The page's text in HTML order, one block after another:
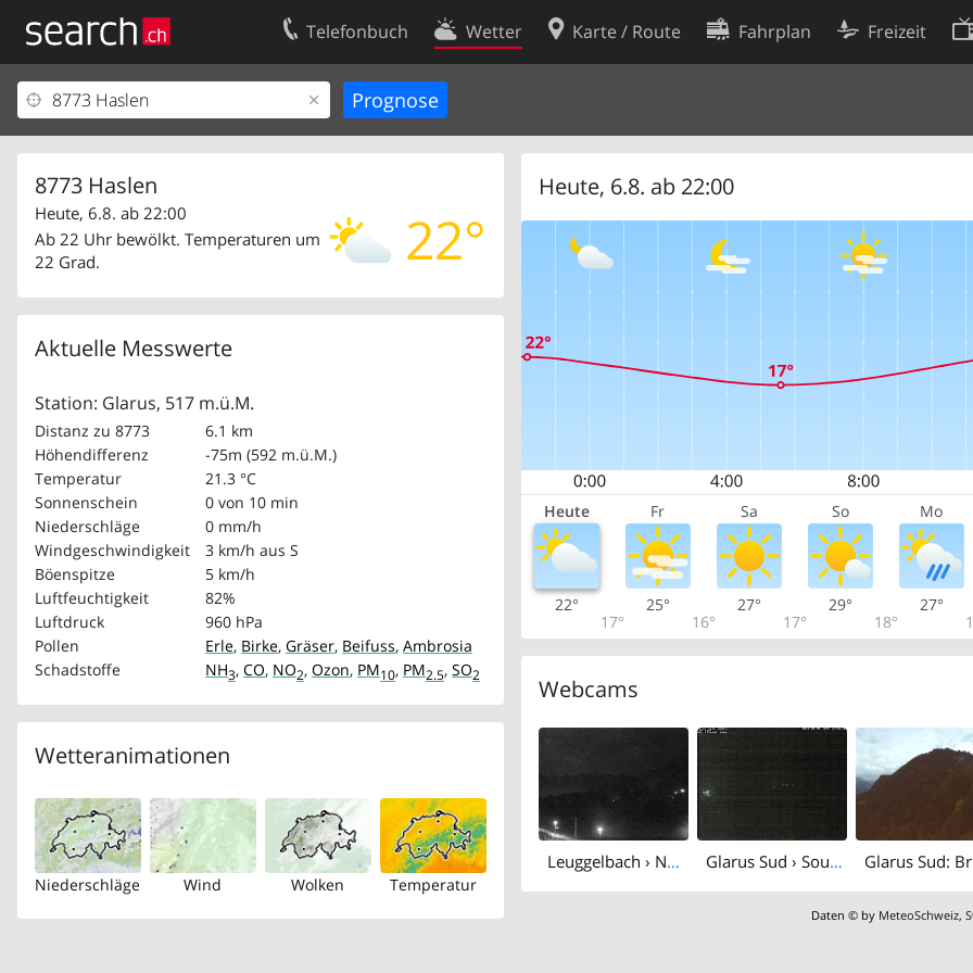
Telefonbuch Wetter Karte / Route Fahrplan Freizeit
8773 Haslen
22°
Heute, 6.8. ab 22:00
Ab 22 Uhr bewölkt. Temperaturen um
22 Grad.
Aktuelle Messwerte
Station: Glarus, 517 m.ü.M.
Distanz zu 8773
6.1 km
Höhendifferenz
-75m (592 m.ü.M.)
Temperatur
21.3 °C
Sonnenschein
0 von 10 min
Niederschläge
0 mm/h
Windgeschwindigkeit
3 km/h aus S
Böenspitze
5 km/h
Luftfeuchtigkeit
82%
Luftdruck
960 hPa
Pollen
Erle, Birke, Gräser, Beifuss, Ambrosia
Schadstoffe
NH3, CO, NO2, Ozon, PM10, PM2.5, SO2
Wetteranimationen
Niederschläge Wind Wolken Temperatur
Heute, 6.8. ab 22:00
Heute Fr Sa So Mo
22°
17°
25°
16°
27°
17°
29°
18°
27°
Webcams
Leuggelbach › North: Schwanden Glarus Sud › South: Schwanden
Daten © by MeteoSchweiz,
Ihr Eintrag
Kundencenter Geschäftskunden
Kontakt
Nutzungsbedingungen
Cookie-Einstellungen